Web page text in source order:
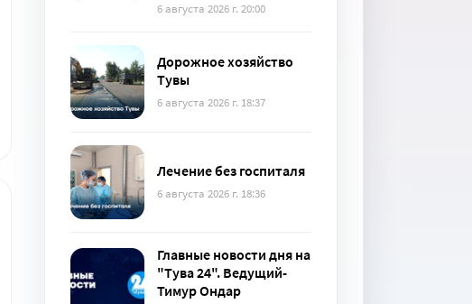
6 августа 2026 г. 20:00
Дорожное хозяйство
Тувы
6 августа 2026 г. 18:37
Лечение без госпиталя
6 августа 2026 г. 18:36
Главные новости дня на
"Тува 24". Ведущий-
Тимур Ондар